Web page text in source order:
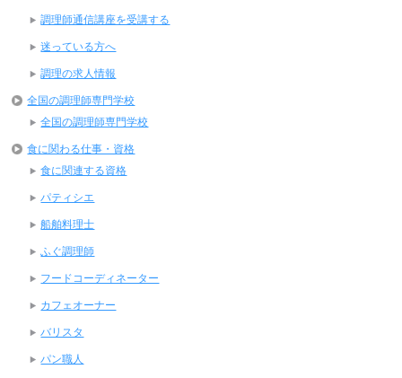
調理師通信講座を受講する
迷っている方へ
調理の求人情報
全国の調理師専門学校
全国の調理師専門学校
食に関わる仕事・資格
食に関連する資格
パティシエ
船舶料理士
ふぐ調理師
フードコーディネーター
カフェオーナー
バリスタ
パン職人